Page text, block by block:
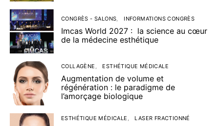
CONGRÈS - SALONS INFORMATIONS CONGRÈS
Imcas World 2027 : la science au cœur
de la médecine esthétique
COLLAGÈNE ESTHÉTIQUE MÉDICALE
Augmentation de volume et
régénération : le paradigme de
l’amorçage biologique
ESTHÉTIQUE MÉDICALE LASER FRACTIONNÉ